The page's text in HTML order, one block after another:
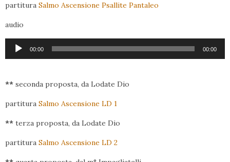
partitura Salmo Ascensione Psallite Pantaleo
audio
Audio
Player
00:00 00:00
** seconda proposta, da Lodate Dio
partitura Salmo Ascensione LD 1
** terza proposta, da Lodate Dio
partitura Salmo Ascensione LD 2